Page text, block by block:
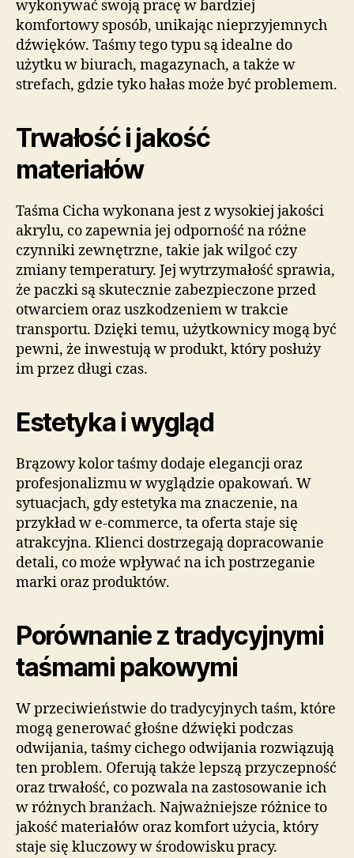
wykonywać swoją pracę w bardziej
komfortowy sposób, unikając nieprzyjemnych
dźwięków. Taśmy tego typu są idealne do
użytku w biurach, magazynach, a także w
strefach, gdzie tyko hałas może być problemem.
Trwałość i jakość
materiałów
Taśma Cicha wykonana jest z wysokiej jakości
akrylu, co zapewnia jej odporność na różne
czynniki zewnętrzne, takie jak wilgoć czy
zmiany temperatury. Jej wytrzymałość sprawia,
że paczki są skutecznie zabezpieczone przed
otwarciem oraz uszkodzeniem w trakcie
transportu. Dzięki temu, użytkownicy mogą być
pewni, że inwestują w produkt, który posłuży
im przez długi czas.
Estetyka i wygląd
Brązowy kolor taśmy dodaje elegancji oraz
profesjonalizmu w wyglądzie opakowań. W
sytuacjach, gdy estetyka ma znaczenie, na
przykład w e-commerce, ta oferta staje się
atrakcyjna. Klienci dostrzegają dopracowanie
detali, co może wpływać na ich postrzeganie
marki oraz produktów.
Porównanie z tradycyjnymi
taśmami pakowymi
W przeciwieństwie do tradycyjnych taśm, które
mogą generować głośne dźwięki podczas
odwijania, taśmy cichego odwijania rozwiązują
ten problem. Oferują także lepszą przyczepność
oraz trwałość, co pozwala na zastosowanie ich
w różnych branżach. Najważniejsze różnice to
jakość materiałów oraz komfort użycia, który
staje się kluczowy w środowisku pracy.